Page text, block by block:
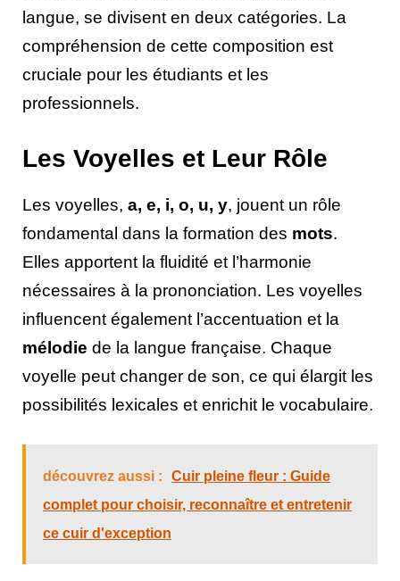
langue, se divisent en deux catégories. La
compréhension de cette composition est
cruciale pour les étudiants et les
professionnels.
Les Voyelles et Leur Rôle
Les voyelles, a, e, i, o, u, y, jouent un rôle
fondamental dans la formation des mots.
Elles apportent la fluidité et l’harmonie
nécessaires à la prononciation. Les voyelles
influencent également l’accentuation et la
mélodie de la langue française. Chaque
voyelle peut changer de son, ce qui élargit les
possibilités lexicales et enrichit le vocabulaire.
découvrez aussi :
Cuir pleine fleur : Guide
complet pour choisir, reconnaître et entretenir
ce cuir d'exception